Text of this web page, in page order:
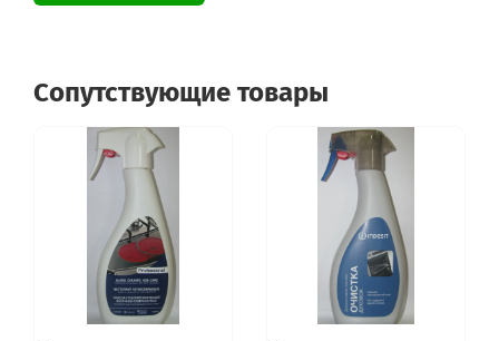
Сопутствующие товары